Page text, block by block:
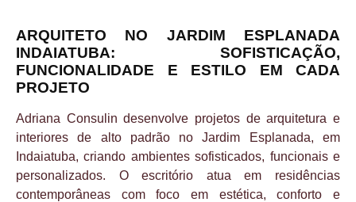
ARQUITETO NO JARDIM ESPLANADA
INDAIATUBA: SOFISTICAÇÃO,
FUNCIONALIDADE E ESTILO EM CADA
PROJETO
Adriana Consulin desenvolve projetos de arquitetura e
interiores de alto padrão no Jardim Esplanada, em
Indaiatuba, criando ambientes sofisticados, funcionais e
personalizados. O escritório atua em residências
contemporâneas com foco em estética, conforto e